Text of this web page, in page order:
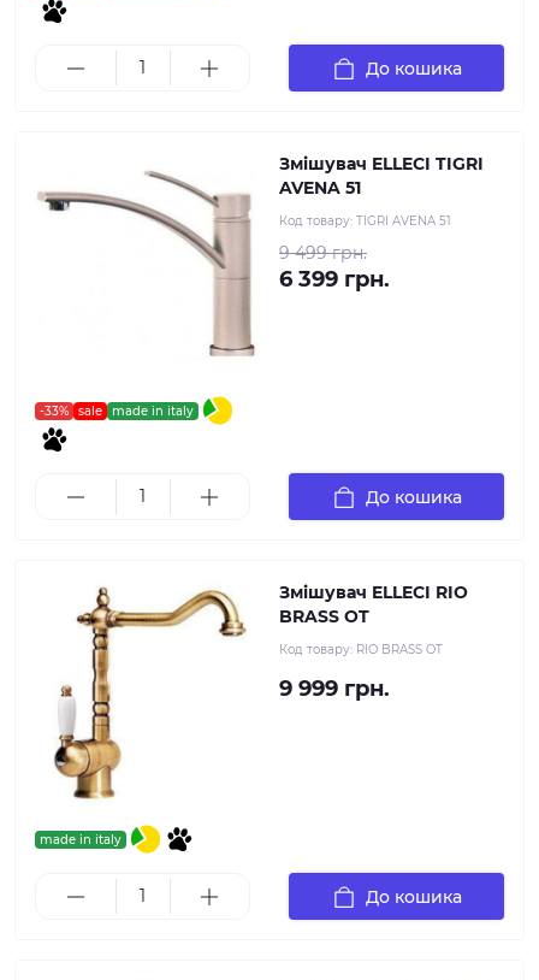
До кошика
-33% sale made in italy
Змішувач ELLECI TIGRI
AVENA 51
Код товару: TIGRI AVENA 51
9 499 грн.
6 399 грн.
До кошика
made in italy
Змішувач ELLECI RIO
BRASS OT
Код товару: RIO BRASS OT
9 999 грн.
До кошика